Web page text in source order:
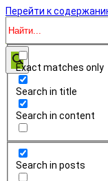
Перейти к
Exact matches only
Search in title
Search in content
Search in posts